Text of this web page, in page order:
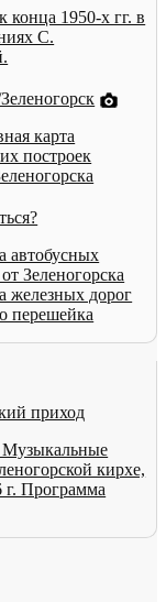
конца 1950-х гг. в
С.
карта
построек
автобусных
Зеленогорска
железных дорог
перешейка
приход
Музыкальные
кирхе,
г. Программа